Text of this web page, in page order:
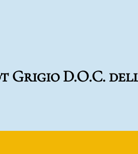
Grigio D.O.C.